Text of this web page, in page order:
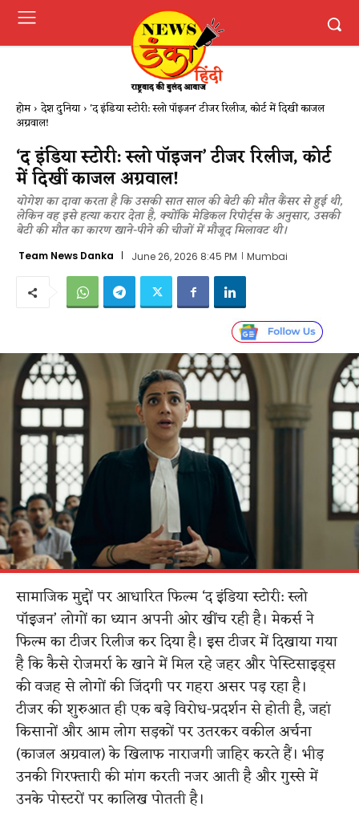
होम देश दुनिया 'द इंडिया स्टोरी: स्लो पॉइजन' टीजर रिलीज, कोर्ट में दिखीं काजल
अग्रवाल!
‘द इंडिया स्टोरी: स्लो पॉइजन’ टीजर रिलीज, कोर्ट
में दिखीं काजल अग्रवाल!
योगेश का दावा करता है कि उसकी सात साल की बेटी की मौत कैंसर से हुई थी,
लेकिन वह इसे हत्या करार देता है, क्योंकि मेडिकल रिपोर्ट्स के अनुसार, उसकी
बेटी की मौत का कारण खाने-पीने की चीजों में मौजूद मिलावट थी।
Team News Danka June 26, 2026 8:45 PM Mumbai
सामाजिक मुद्दों पर आधारित फिल्म ‘द इंडिया स्टोरी: स्लो
पॉइजन’ लोगों का ध्यान अपनी ओर खींच रही है। मेकर्स ने
फिल्म का टीजर रिलीज कर दिया है। इस टीजर में दिखाया गया
है कि कैसे रोजमर्रा के खाने में मिल रहे जहर और पेस्टिसाइड्स
की वजह से लोगों की जिंदगी पर गहरा असर पड़ रहा है।
टीजर की शुरुआत ही एक बड़े विरोध-प्रदर्शन से होती है, जहां
किसानों और आम लोग सड़कों पर उतरकर वकील अर्चना
(काजल अग्रवाल) के खिलाफ नाराजगी जाहिर करते हैं। भीड़
उनकी गिरफ्तारी की मांग करती नजर आती है और गुस्से में
उनके पोस्टरों पर कालिख पोतती है।